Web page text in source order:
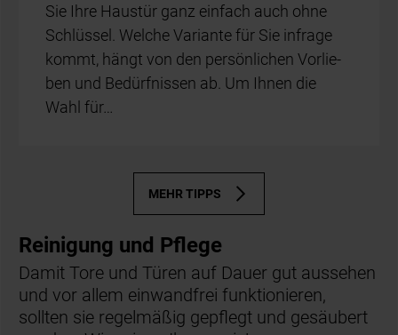
Sie Ihre Haus­tür ganz ein­fach auch ohne
Schlüs­sel. Wel­che Va­ri­an­te für Sie in­fra­ge
kommt, hängt von den per­sön­li­chen Vor­lie­
ben und Be­dürf­nis­sen ab. Um Ih­nen die
Wahl für…
MEHR TIPPS
Reinigung und Pflege
Damit Tore und Türen auf Dauer gut aussehen
und vor allem einwandfrei funktionieren,
sollten sie regelmäßig gepflegt und gesäubert